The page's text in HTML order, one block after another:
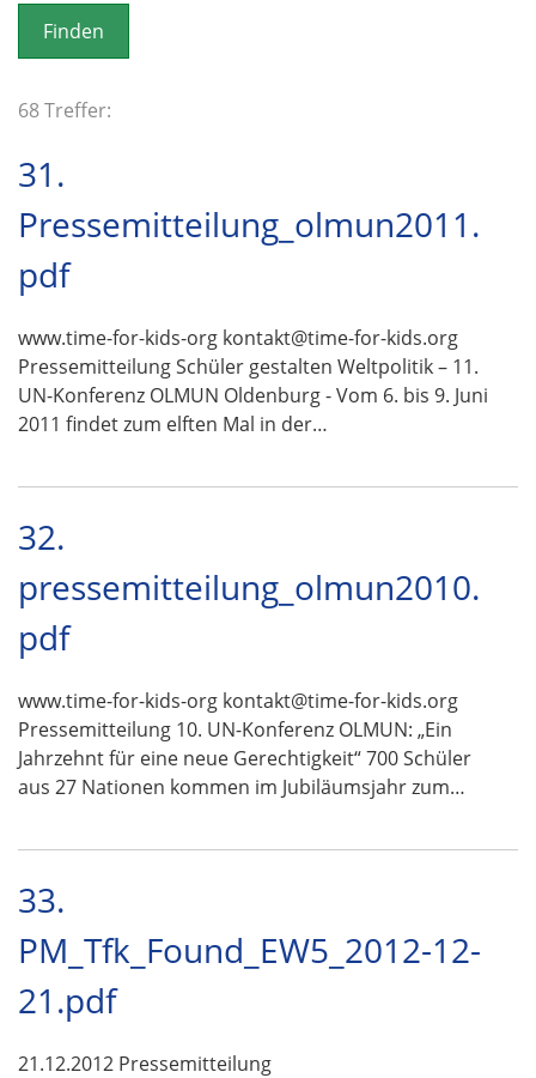
o
n
68 Treffer:
31.
Pressemitteilung_olmun2011.
pdf
www.time-for-kids-org kontakt@time-for-kids.org
Pressemitteilung Schüler gestalten Weltpolitik – 11.
UN-Konferenz OLMUN Oldenburg - Vom 6. bis 9. Juni
2011 findet zum elften Mal in der…
32.
pressemitteilung_olmun2010.
pdf
www.time-for-kids-org kontakt@time-for-kids.org
Pressemitteilung 10. UN-Konferenz OLMUN: „Ein
Jahrzehnt für eine neue Gerechtigkeit“ 700 Schüler
aus 27 Nationen kommen im Jubiläumsjahr zum…
33.
PM_Tfk_Found_EW5_2012-12-
21.pdf
21.12.2012 Pressemitteilung